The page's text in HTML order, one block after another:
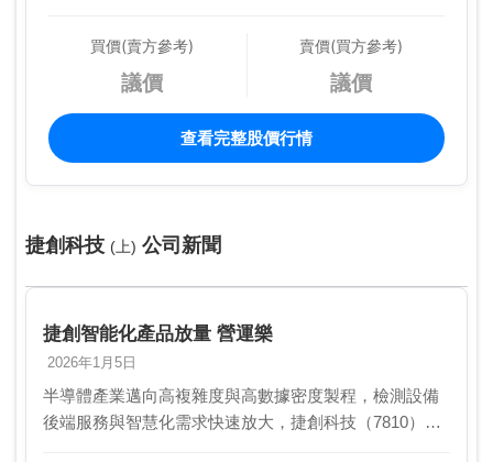
買價(賣方參考)
議價
賣價(買方參考)
議價
查看完整股價行情
捷創科技 (上) 公司新聞
捷創智能化產品放量 營運樂
2026年1月5日
半導體產業邁向高複雜度與高數據密度製程，檢測設備
後端服務與智慧化需求快速放大，捷創科技（7810）受